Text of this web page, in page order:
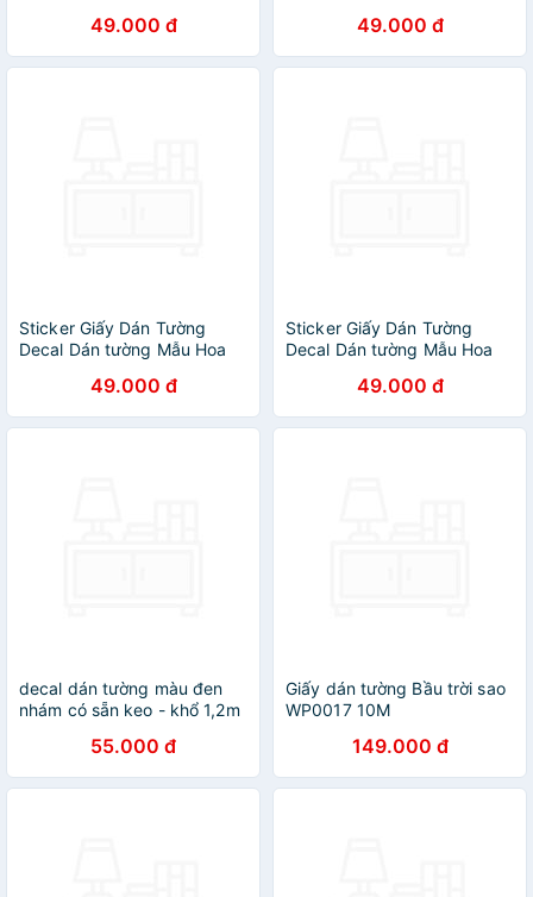
49.000 đ 49.000 đ
Sticker Giấy Dán Tường
Decal Dán tường Mẫu Hoa
49.000 đ
Sticker Giấy Dán Tường
Decal Dán tường Mẫu Hoa
49.000 đ
decal dán tường màu đen
nhám có sẵn keo - khổ 1,2m
55.000 đ
Giấy dán tường Bầu trời sao
WP0017 10M
149.000 đ